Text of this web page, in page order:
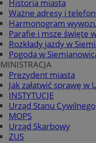
Historia miasta
Ważne adresy i
Harmonogram
Parafie i msze święte
Rozkłady jazdy w
Pogoda w
Prezydent miasta
Jak załatwić sprawę w
INSTYTUCJE
Urząd Stanu Cywilnego
MOPS
Urząd Skarbowy
ZUS